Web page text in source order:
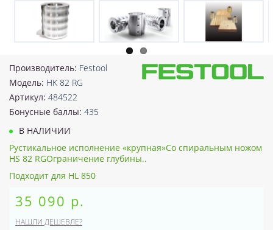
Производитель: Festool
Модель: HK 82 RG
Артикул: 484522
Бонусные баллы: 435
В НАЛИЧИИ
Рустикальное исполнение «крупная»Со спиральным ножом
HS 82 RGОграничение глубины..
Подходит для HL 850
35 090 р.
НАШЛИ ДЕШЕВЛЕ?